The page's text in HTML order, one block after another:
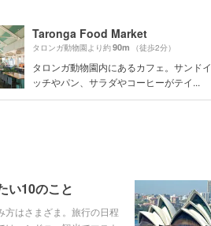
Taronga Food Market
タロンガ動物園より約90m （徒歩2分）
タロンガ動物園内にあるカフェ。サンドイ
ッチやパン、サラダやコーヒーがテイ...
い10のこと
方はさまざま。旅行の日程